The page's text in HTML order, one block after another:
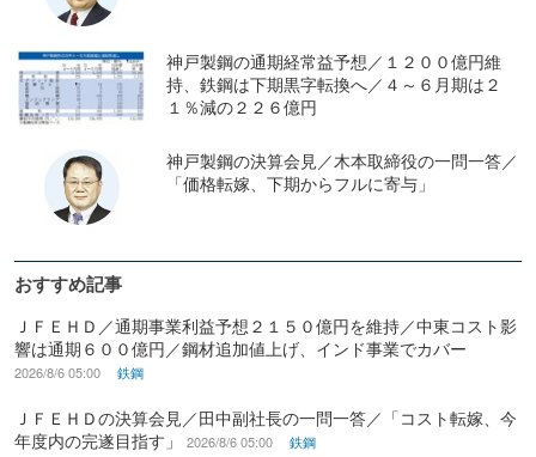
神戸製鋼の通期経常益予想／１２００億円維
持、鉄鋼は下期黒字転換へ／４～６月期は２
１％減の２２６億円
神戸製鋼の決算会見／木本取締役の一問一答／
「価格転嫁、下期からフルに寄与」
おすすめ記事
ＪＦＥＨＤ／通期事業利益予想２１５０億円を維持／中東コスト影
響は通期６００億円／鋼材追加値上げ、インド事業でカバー
2026/8/6 05:00 鉄鋼
ＪＦＥＨＤの決算会見／田中副社長の一問一答／「コスト転嫁、今
年度内の完遂目指す」
2026/8/6 05:00 鉄鋼